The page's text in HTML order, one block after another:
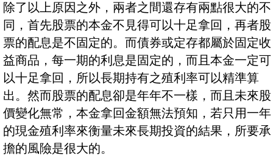
除了以上原因之外，兩者之間還存有兩點很大的不
同，首先股票的本金不見得可以十足拿回，再者股
票的配息是不固定的。而債券或定存都屬於固定收
益商品，每一期的利息是固定的，而且本金一定可
以十足拿回，所以長期持有之殖利率可以精準算
出。然而股票的配息卻是年年不一樣，而且未來股
價變化無常，本金拿回金額無法預知，若只用一年
的現金殖利率來衡量未來長期投資的結果，所要承
擔的風險是很大的。